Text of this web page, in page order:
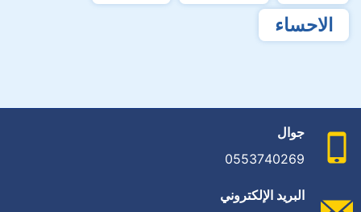
الاحساء
جوال
0553740269
البريد الإلكتروني